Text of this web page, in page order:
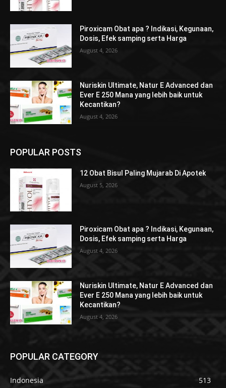
Piroxicam Obat apa ? Indikasi, Kegunaan,
Dosis, Efek samping serta Harga
August 4, 2026
Nuriskin Ultimate, Natur E Advanced dan
Ever E 250 Mana yang lebih baik untuk
Kecantikan?
August 4, 2026
POPULAR POSTS
12 Obat Bisul Paling Mujarab Di Apotek
August 5, 2026
Piroxicam Obat apa ? Indikasi, Kegunaan,
Dosis, Efek samping serta Harga
August 4, 2026
Nuriskin Ultimate, Natur E Advanced dan
Ever E 250 Mana yang lebih baik untuk
Kecantikan?
August 4, 2026
POPULAR CATEGORY
Indonesia
513